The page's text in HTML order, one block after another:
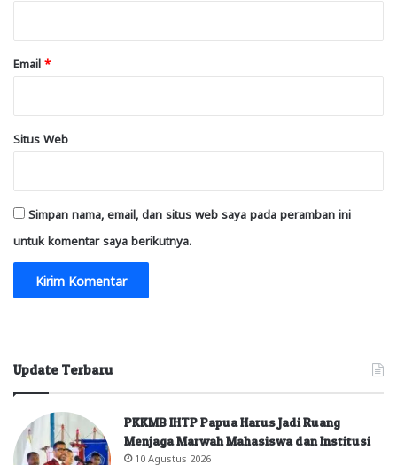
Email *
Situs Web
Simpan nama, email, dan situs web saya pada peramban ini
untuk komentar saya berikutnya.
Update Terbaru
PKKMB IHTP Papua Harus Jadi Ruang
Menjaga Marwah Mahasiswa dan Institusi
10 Agustus 2026